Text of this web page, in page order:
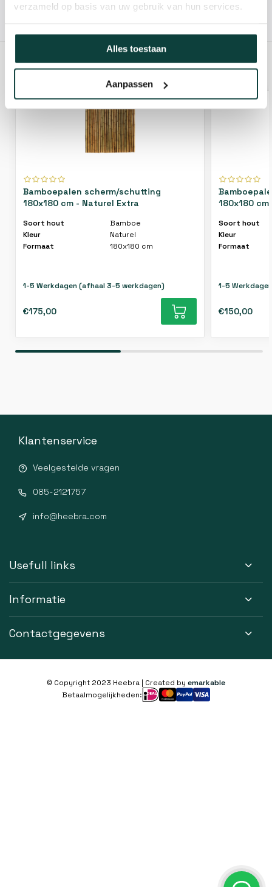
verzameld op basis van uw gebruik van hun services.
Alles toestaan
Aanpassen
Hovenier of klusbedrijf? Neem contact met ons op voor
GERELATEERDE PRODUCTEN
Bamboepalen scherm/schutting
180x180 cm - Naturel Extra
Soort hout
Bamboe
Kleur
Naturel
Formaat
180x180 cm
1-5 Werkdagen (afhaal 3-5 werkdagen)
€175,00
180x180
Soort hout
Kleur
Formaat
1-5
€150,00
Klantenservice
Veelgestelde vragen
085-2121757
info@heebra.com
Usefull links
Informatie
Contactgegevens
© Copyright 2023 Heebra | Created by emarkable
Betaalmogelijkheden: